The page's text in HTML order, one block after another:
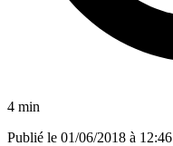
4 min
Publié le 01/06/2018 à 12:46